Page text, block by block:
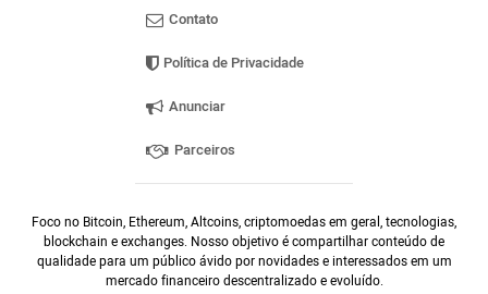
Contato
Política de Privacidade
Anunciar
Parceiros
Foco no Bitcoin, Ethereum, Altcoins, criptomoedas em geral, tecnologias,
blockchain e exchanges. Nosso objetivo é compartilhar conteúdo de
qualidade para um público ávido por novidades e interessados em um
mercado financeiro descentralizado e evoluído.